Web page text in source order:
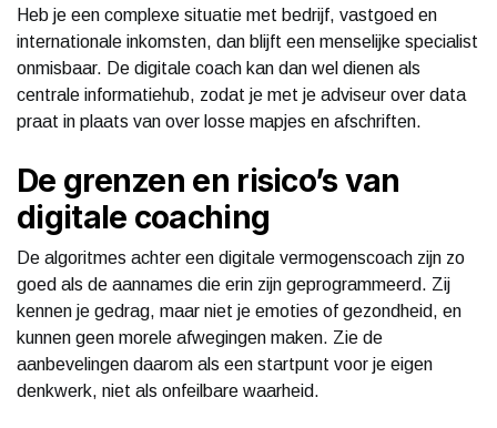
Heb je een complexe situatie met bedrijf, vastgoed en
internationale inkomsten, dan blijft een menselijke specialist
onmisbaar. De digitale coach kan dan wel dienen als
centrale informatiehub, zodat je met je adviseur over data
praat in plaats van over losse mapjes en afschriften.
De grenzen en risico’s van
digitale coaching
De algoritmes achter een digitale vermogenscoach zijn zo
goed als de aannames die erin zijn geprogrammeerd. Zij
kennen je gedrag, maar niet je emoties of gezondheid, en
kunnen geen morele afwegingen maken. Zie de
aanbevelingen daarom als een startpunt voor je eigen
denkwerk, niet als onfeilbare waarheid.